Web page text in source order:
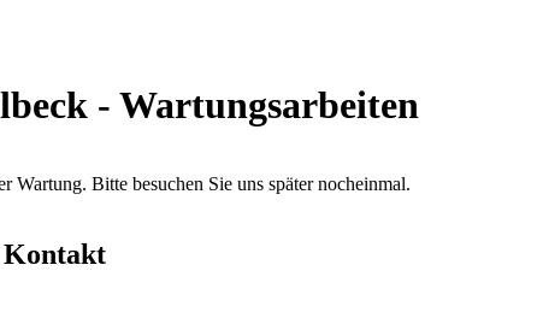
- Wartungsarbeiten
Wartung. Bitte besuchen Sie uns später nocheinmal.
Kontakt